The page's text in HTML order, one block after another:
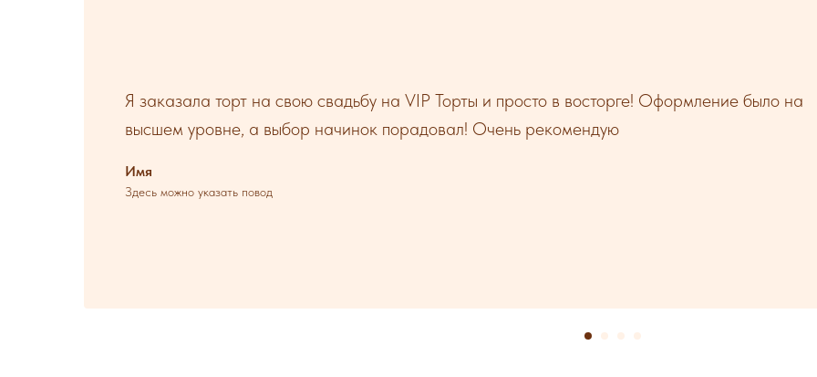
Я заказала торт на свою свадьбу на VIP Торты и просто в восторге! Оформление было на
высшем уровне, а выбор начинок порадовал! Очень рекомендую
Имя
Здесь можно указать повод